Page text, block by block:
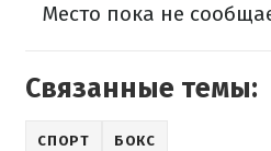
Место пока не
Связанные темы:
СПОРТ БОКС